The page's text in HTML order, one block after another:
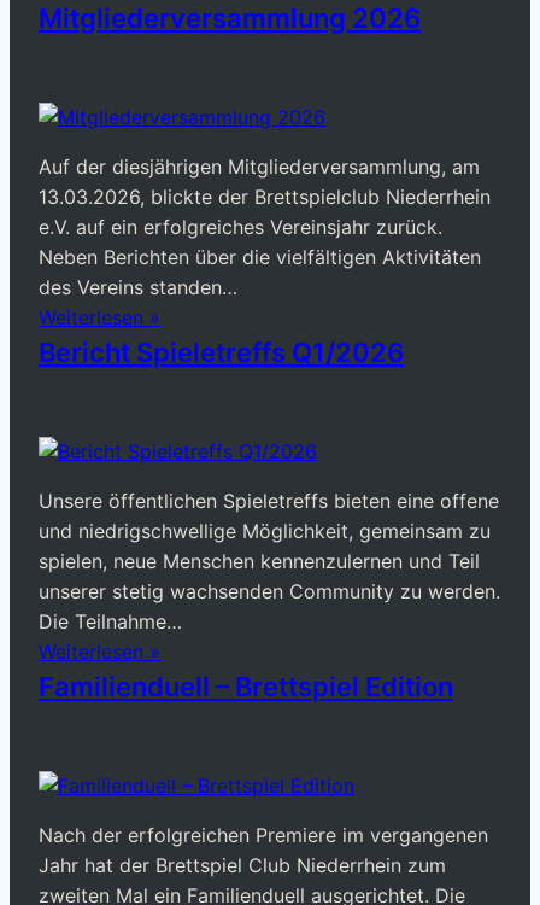
Mitgliederversammlung 2026
Auf der diesjährigen Mitgliederversammlung, am
13.03.2026, blickte der Brettspielclub Niederrhein
e.V. auf ein erfolgreiches Vereinsjahr zurück.
Neben Berichten über die vielfältigen Aktivitäten
des Vereins standen…
Weiterlesen »
Bericht Spieletreffs Q1/2026
Unsere öffentlichen Spieletreffs bieten eine offene
und niedrigschwellige Möglichkeit, gemeinsam zu
spielen, neue Menschen kennenzulernen und Teil
unserer stetig wachsenden Community zu werden.
Die Teilnahme…
Weiterlesen »
Familienduell – Brettspiel Edition
Nach der erfolgreichen Premiere im vergangenen
Jahr hat der Brettspiel Club Niederrhein zum
zweiten Mal ein Familienduell ausgerichtet. Die